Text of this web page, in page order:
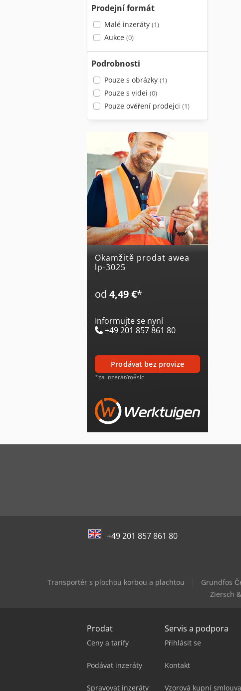
Prodejní formát
Malé inzeráty (1)
Aukce (0)
Podrobnosti
Pouze s obrázky (1)
Pouze s videi (0)
Pouze ověření prodejci (1)
Okamžitě prodat awea
lp-3025
od 4,49 €*
Informujte se nyní
+49 201 857 861 80
prodávat bez provize
*za inzerát/měsíc
+49 201 857 861 80
Transportér s plochou korbou a plachtou Grundfos
Ziersch
Prodat
Ceny a tarify
Podávat inzeráty
Spravovat inzeráty
Servis a podpora
Přihlásit se
Kontakt
Vzorová kupní smlouva